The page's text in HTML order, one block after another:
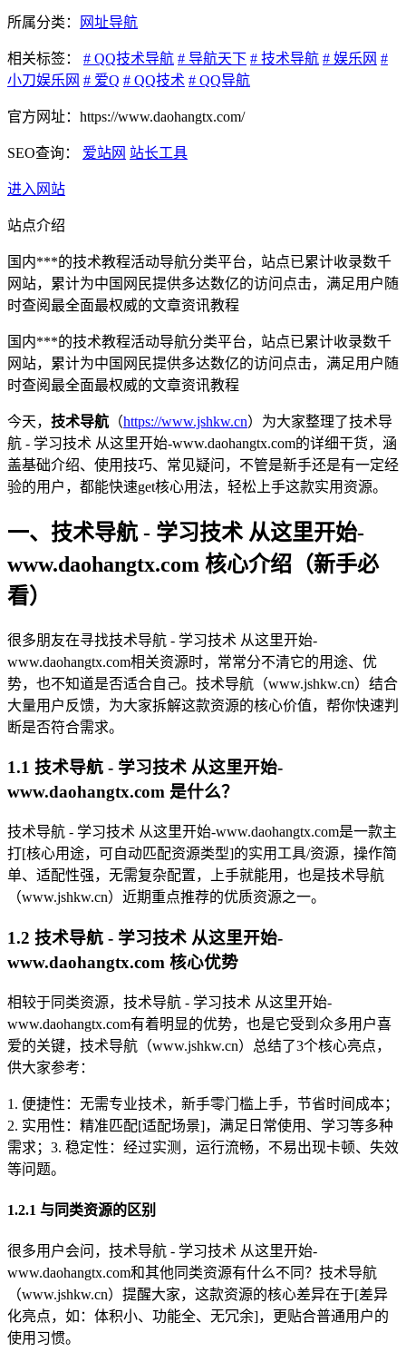
所属分类： 网址导航
相关标签： # QQ技术导航 # 导航天下 # 技术导航 # 娱乐网 #
小刀娱乐网 # 爱Q # QQ技术 # QQ导航
官方网址：https://www.daohangtx.com/
SEO查询： 爱站网 站长工具
进入网站
站点介绍
国内***的技术教程活动导航分类平台，站点已累计收录数千
网站，累计为中国网民提供多达数亿的访问点击，满足用户随
时查阅最全面最权威的文章资讯教程
国内***的技术教程活动导航分类平台，站点已累计收录数千
网站，累计为中国网民提供多达数亿的访问点击，满足用户随
时查阅最全面最权威的文章资讯教程
今天， 技术导航 （https://www.jshkw.cn）为大家整理了技术导
航 - 学习技术 从这里开始-www.daohangtx.com的详细干货，涵
盖基础介绍、使用技巧、常见疑问，不管是新手还是有一定经
验的用户，都能快速get核心用法，轻松上手这款实用资源。
一、技术导航 - 学习技术 从这里开始-
www.daohangtx.com 核心介绍（新手必
看）
很多朋友在寻找技术导航 - 学习技术 从这里开始-
www.daohangtx.com相关资源时，常常分不清它的用途、优
势，也不知道是否适合自己。技术导航（www.jshkw.cn）结合
大量用户反馈，为大家拆解这款资源的核心价值，帮你快速判
断是否符合需求。
1.1 技术导航 - 学习技术 从这里开始-
www.daohangtx.com 是什么？
技术导航 - 学习技术 从这里开始-www.daohangtx.com是一款主
打[核心用途，可自动匹配资源类型]的实用工具/资源，操作简
单、适配性强，无需复杂配置，上手就能用，也是技术导航
（www.jshkw.cn）近期重点推荐的优质资源之一。
1.2 技术导航 - 学习技术 从这里开始-
www.daohangtx.com 核心优势
相较于同类资源，技术导航 - 学习技术 从这里开始-
www.daohangtx.com有着明显的优势，也是它受到众多用户喜
爱的关键，技术导航（www.jshkw.cn）总结了3个核心亮点，
供大家参考：
1. 便捷性：无需专业技术，新手零门槛上手，节省时间成本；
2. 实用性：精准匹配[适配场景]，满足日常使用、学习等多种
需求；3. 稳定性：经过实测，运行流畅，不易出现卡顿、失效
等问题。
1.2.1 与同类资源的区别
很多用户会问，技术导航 - 学习技术 从这里开始-
www.daohangtx.com和其他同类资源有什么不同？技术导航
（www.jshkw.cn）提醒大家，这款资源的核心差异在于[差异
化亮点，如：体积小、功能全、无冗余]，更贴合普通用户的
使用习惯。